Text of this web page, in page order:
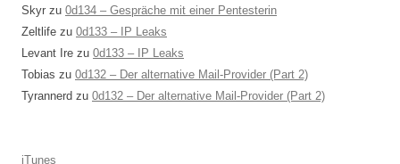
Skyr zu 0d134 – Gespräche mit einer Pentesterin
Zeltlife zu 0d133 – IP Leaks
Levant Ire zu 0d133 – IP Leaks
Tobias zu 0d132 – Der alternative Mail-Provider (Part 2)
Tyrannerd zu 0d132 – Der alternative Mail-Provider (Part 2)
iTunes